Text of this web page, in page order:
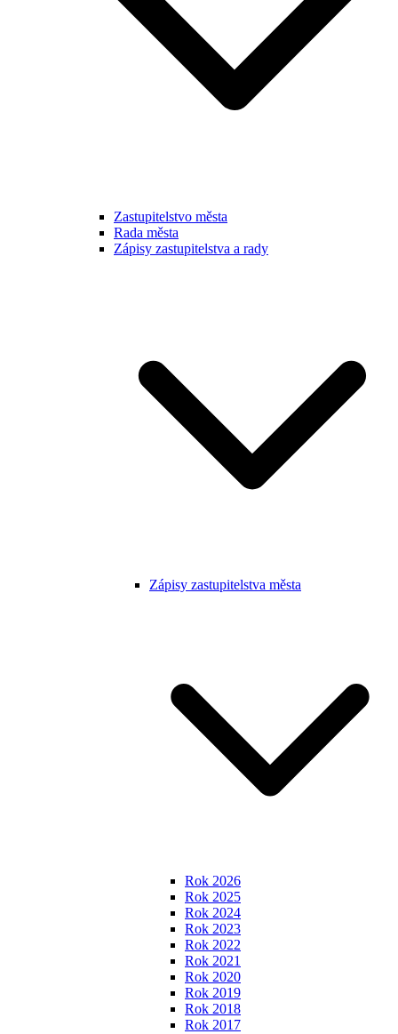
Zastupitelstvo města
Rada města
Zápisy zastupitelstva a rady
Zápisy zastupitelstva města
Rok 2026
Rok 2025
Rok 2024
Rok 2023
Rok 2022
Rok 2021
Rok 2020
Rok 2019
Rok 2018
Rok 2017